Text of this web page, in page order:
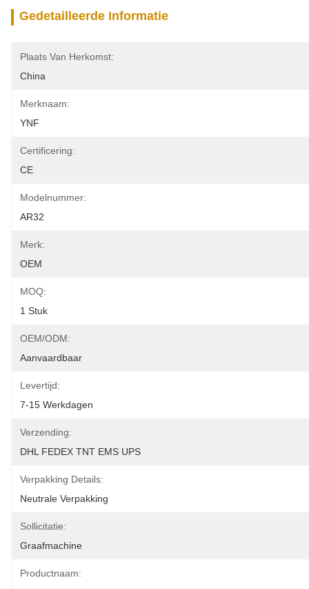
Gedetailleerde Informatie
Plaats Van Herkomst:
China
Merknaam:
YNF
Certificering:
CE
Modelnummer:
AR32
Merk:
OEM
MOQ:
1 Stuk
OEM/ODM:
Aanvaardbaar
Levertijd:
7-15 Werkdagen
Verzending:
DHL FEDEX TNT EMS UPS
Verpakking Details:
Neutrale Verpakking
Sollicitatie:
Graafmachine
Productnaam: